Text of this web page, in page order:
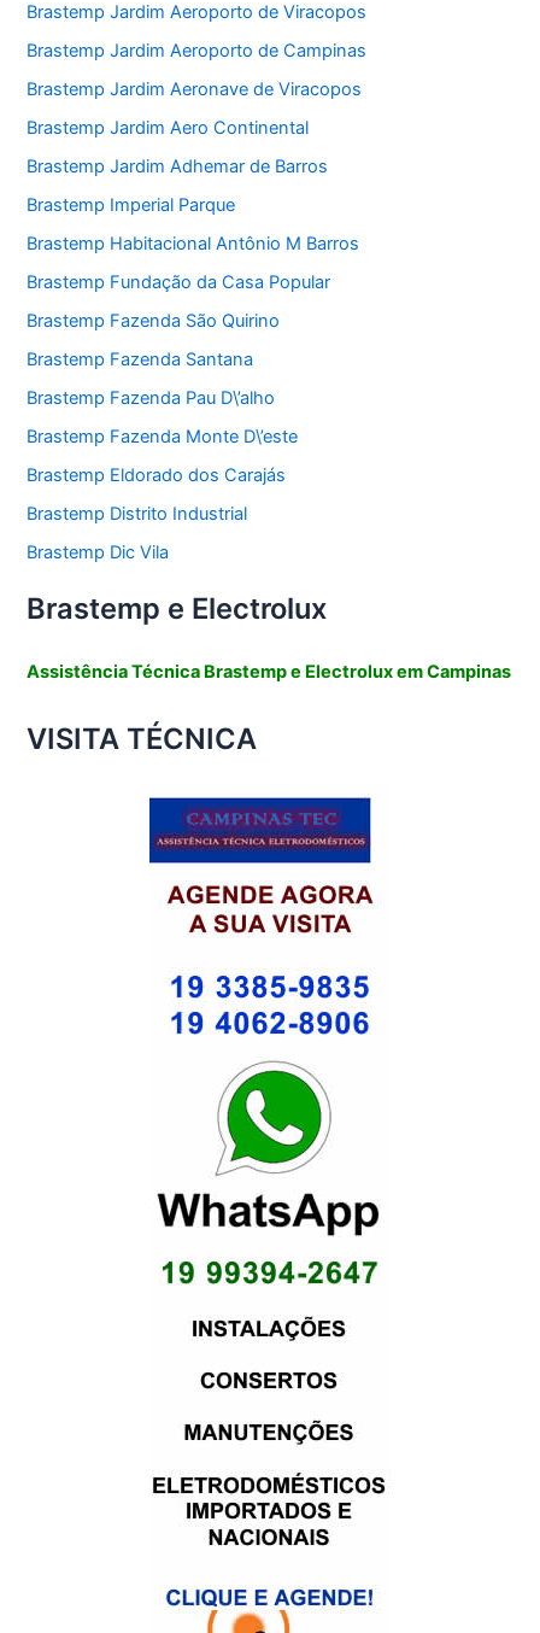
Brastemp Jardim Aeroporto de Viracopos
Brastemp Jardim Aeroporto de Campinas
Brastemp Jardim Aeronave de Viracopos
Brastemp Jardim Aero Continental
Brastemp Jardim Adhemar de Barros
Brastemp Imperial Parque
Brastemp Habitacional Antônio M Barros
Brastemp Fundação da Casa Popular
Brastemp Fazenda São Quirino
Brastemp Fazenda Santana
Brastemp Fazenda Pau D\’alho
Brastemp Fazenda Monte D\’este
Brastemp Eldorado dos Carajás
Brastemp Distrito Industrial
Brastemp Dic Vila
Brastemp e Electrolux
Assistência Técnica Brastemp e Electrolux em Campinas
VISITA TÉCNICA